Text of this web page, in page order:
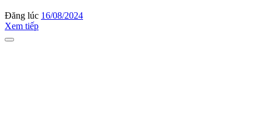
Đăng lúc 16/08/2024
Xem tiếp